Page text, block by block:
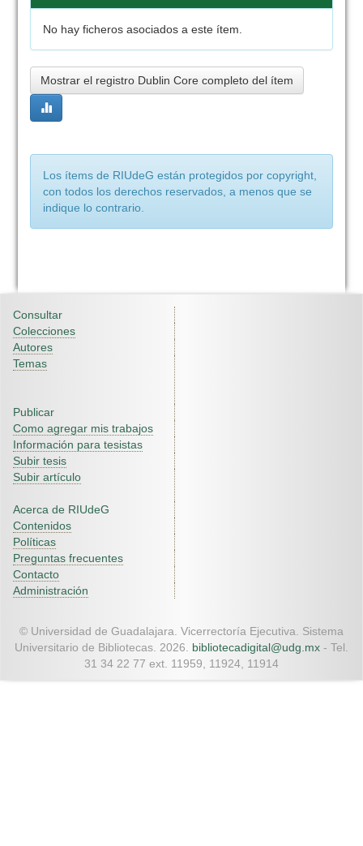
No hay ficheros asociados a este ítem.
Mostrar el registro Dublin Core completo del ítem
Los ítems de RIUdeG están protegidos por copyright,
con todos los derechos reservados, a menos que se
indique lo contrario.
Consultar
Colecciones
Autores
Temas
Publicar
Como agregar mis trabajos
Información para tesistas
Subir tesis
Subir artículo
Acerca de RIUdeG
Contenidos
Políticas
Preguntas frecuentes
Contacto
Administración
© Universidad de Guadalajara. Vicerrectoría Ejecutiva. Sistema
Universitario de Bibliotecas. 2026. bibliotecadigital@udg.mx - Tel.
31 34 22 77 ext. 11959, 11924, 11914